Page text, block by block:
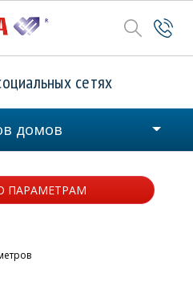
сетях
домов
ПАРАМЕТРАМ